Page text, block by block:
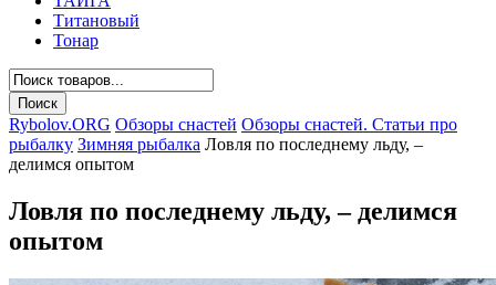
Титановый
Тонар
Rybolov.ORG Обзоры снастей Обзоры снастей. Статьи про
рыбалку Зимняя рыбалка Ловля по последнему льду, –
делимся опытом
Ловля по последнему льду, – делимся
опытом